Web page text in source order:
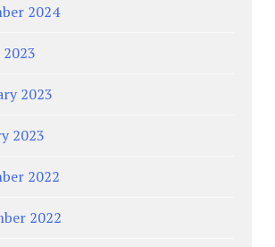
2024
2023
2023
2022
2022